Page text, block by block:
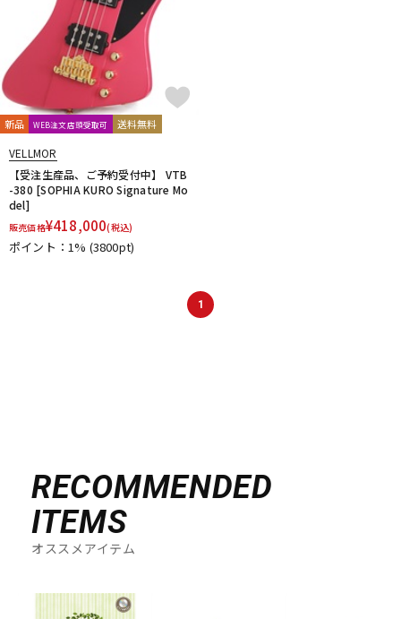
キーボード
管楽器
アンプ
DJ機器
新品 WEB注文店頭受取可 送料無料
VELLMOR
【受注生産品、ご予約受付中】 VTB
-380 [SOPHIA KURO Signature Mo
del]
販売価格¥418,000(税込)
ポイント：1% (3800pt)
1
RECOMMENDED
ITEMS
オススメアイテム